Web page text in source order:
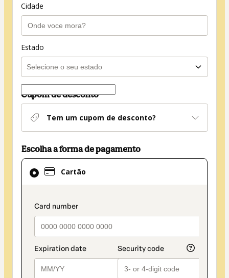
Cidade
Estado
Cupom de desconto
Tem um cupom de desconto?
Escolha a forma de pagamento
Cartão
payment_data.section_title_v2
Cartão
selecionado
pagamento